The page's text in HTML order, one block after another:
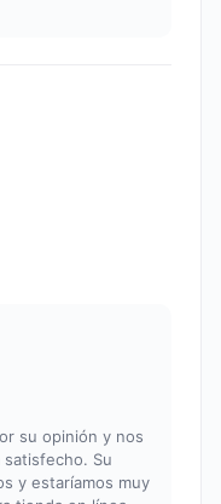
su opinión y nos
Su
y estaríamos muy